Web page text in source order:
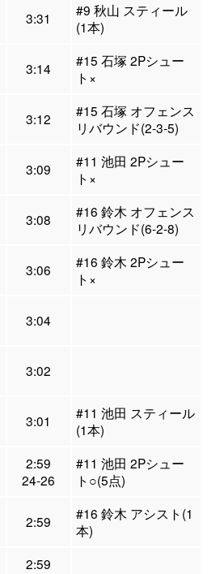
3:31
#9 秋山 スティール
(1本)
3:14
#15 石塚 2Pシュー
ト×
3:12
#15 石塚 オフェンス
リバウンド(2-3-5)
3:09
#11 池田 2Pシュー
ト×
3:08
#16 鈴木 オフェンス
リバウンド(6-2-8)
3:06
#16 鈴木 2Pシュー
ト×
3:04
3:02
3:01
#11 池田 スティール
(1本)
2:59
24-26
#11 池田 2Pシュー
ト○(5点)
2:59
#16 鈴木 アシスト(1
本)
2:59